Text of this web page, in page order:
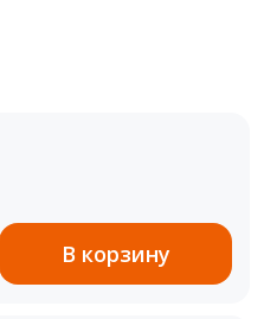
В корзину